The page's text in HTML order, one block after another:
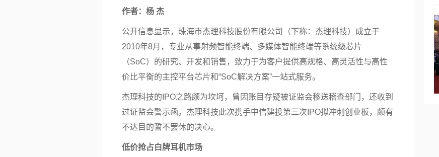
作者：杨 杰
公开信息显示，珠海市杰理科技股份有限公司（下称：杰理科技）成立于
2010年8月，专业从事射频智能终端、多媒体智能终端等系统级芯片
（SoC）的研究、开发和销售，致力于为客户提供高规格、高灵活性与高性
价比平衡的主控平台芯片和“SoC解决方案”一站式服务。
杰理科技的 IPO之路颇为坎坷，曾因账目存疑被证监会移送稽查部门，还收到
过证监会警示函。杰理科技此次携手中信建投第三次IPO拟冲刺 创业板 ，颇有
不达目的誓不罢休的决心。
低价抢占白牌耳机市场